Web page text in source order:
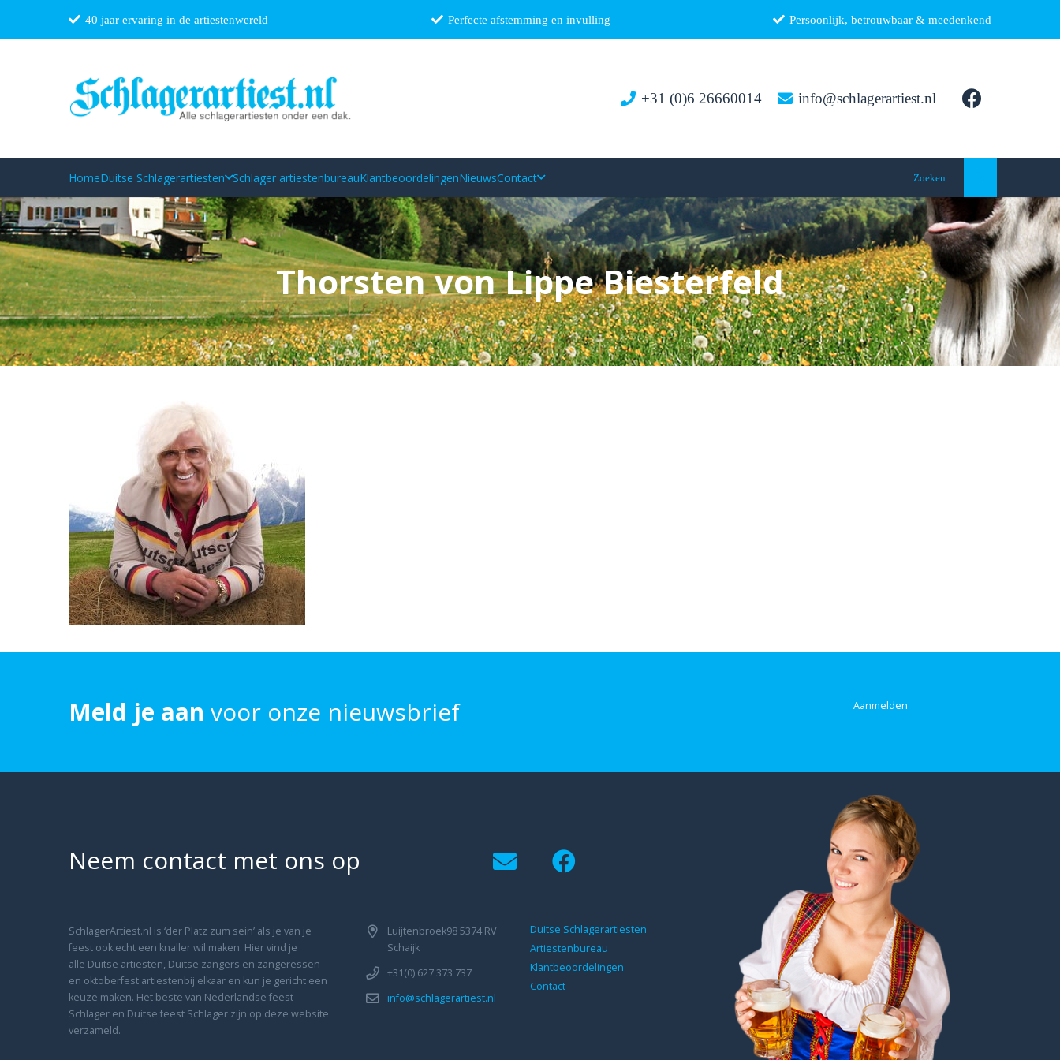
40 jaar ervaring in de artiestenwereld Perfecte afstemming en invulling Persoonlijk, betrouwbaar & meedenkend
+31 (0)6 26660014 info@schlagerartiest.nl
HomeDuitse Schlagerartiesten Schlager artiestenbureauKlantbeoordelingenNieuwsContact Zoeken…
Thorsten von Lippe Biesterfeld
Meld je aan voor onze nieuwsbrief Aanmelden
Neem contact met ons op
SchlagerArtiest.nl is ‘der Platz zum sein’ als je van je
feest ook echt een knaller wil maken. Hier vind je
alle Duitse artiesten, Duitse zangers en zangeressen
en oktoberfest artiestenbij elkaar en kun je gericht een
keuze maken. Het beste van Nederlandse feest
Schlager en Duitse feest Schlager zijn op deze website
verzameld.
Luijtenbroek98 5374 RV
Schaijk
+31(0) 627 373 737
info@schlagerartiest.nl
Duitse Schlagerartiesten
Artiestenbureau
Klantbeoordelingen
Contact